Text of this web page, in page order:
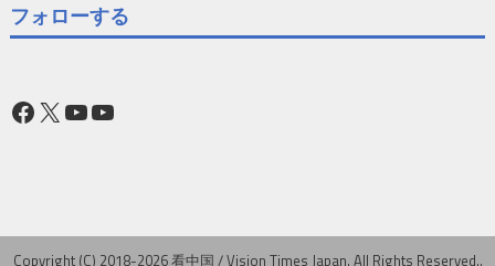
フォローする
Facebook
X YouTube
YouTube
Copyright (C) 2018-2026 看中国 / Vision Times Japan. All Rights Reserved..